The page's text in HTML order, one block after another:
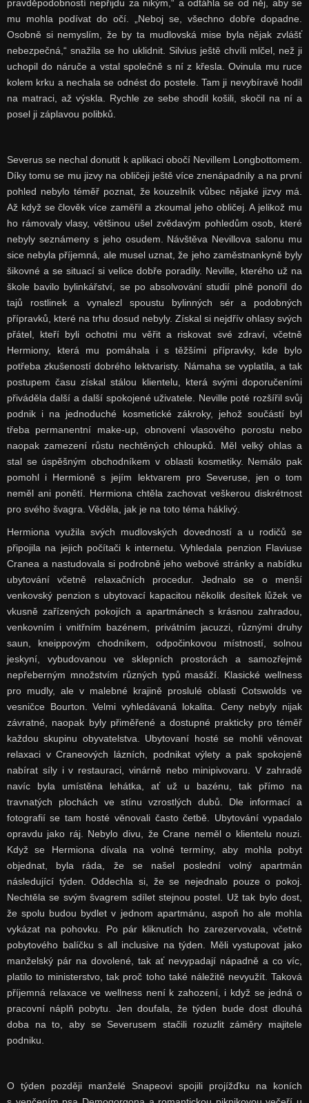
pravděpodobností nepřijdu za nikým,“ a odtáhla se od něj, aby se
mu mohla podívat do očí. „Neboj se, všechno dobře dopadne.
Osobně si nemyslím, že by ta mudlovská mise byla nějak zvlášť
nebezpečná,“ snažila se ho uklidnit. Silvius ještě chvíli mlčel, než ji
uchopil do náruče a vstal společně s ní z křesla. Ovinula mu ruce
kolem krku a nechala se odnést do postele. Tam ji nevybíravě hodil
na matraci, až výskla. Rychle ze sebe shodil košili, skočil na ní a
posel ji záplavou polibků.
Severus se nechal donutit k aplikaci obočí Nevillem Longbottomem.
Díky tomu se mu jizvy na obličeji ještě více znenápadnily a na první
pohled nebylo téměř poznat, že kouzelník vůbec nějaké jizvy má.
Až když se člověk více zaměřil a zkoumal jeho obličej. A jelikož mu
ho rámovaly vlasy, většinou ušel zvědavým pohledům osob, které
nebyly seznámeny s jeho osudem. Návštěva Nevillova salonu mu
sice nebyla příjemná, ale musel uznat, že jeho zaměstnankyně byly
šikovné a se situací si velice dobře poradily. Neville, kterého už na
škole bavilo bylinkářství, se po absolvování studií plně ponořil do
tajů rostlinek a vynalezl spoustu bylinných sér a podobných
přípravků, které na trhu dosud nebyly. Získal si nejdřív ohlasy svých
přátel, kteří byli ochotni mu věřit a riskovat své zdraví, včetně
Hermiony, která mu pomáhala i s těžšími přípravky, kde bylo
potřeba zkušeností dobrého lektvaristy. Námaha se vyplatila, a tak
postupem času získal stálou klientelu, která svými doporučeními
přiváděla další a další spokojené uživatele. Neville poté rozšířil svůj
podnik i na jednoduché kosmetické zákroky, jehož součástí byl
třeba permanentní make-up, obnovení vlasového porostu nebo
naopak zamezení růstu nechtěných chloupků. Měl velký ohlas a
stal se úspěšným obchodníkem v oblasti kosmetiky. Nemálo pak
pomohl i Hermioně s jejím lektvarem pro Severuse, jen o tom
neměl ani ponětí. Hermiona chtěla zachovat veškerou diskrétnost
pro svého švagra. Věděla, jak je na toto téma háklivý.
Hermiona využila svých mudlovských dovedností a u rodičů se
připojila na jejich počítači k internetu. Vyhledala penzion Flaviuse
Cranea a nastudovala si podrobně jeho webové stránky a nabídku
ubytování včetně relaxačních procedur. Jednalo se o menší
venkovský penzion s ubytovací kapacitou několik desítek lůžek ve
vkusně zařízených pokojích a apartmánech s krásnou zahradou,
venkovním i vnitřním bazénem, privátním jacuzzi, různými druhy
saun, kneippovým chodníkem, odpočinkovou místností, solnou
jeskyní, vybudovanou ve sklepních prostorách a samozřejmě
nepřeberným množstvím různých typů masáží. Klasické wellness
pro mudly, ale v malebné krajině proslulé oblasti Cotswolds ve
vesničce Bourton. Velmi vyhledávaná lokalita. Ceny nebyly nijak
závratné, naopak byly přiměřené a dostupné prakticky pro téměř
každou skupinu obyvatelstva. Ubytovaní hosté se mohli věnovat
relaxaci v Craneových lázních, podnikat výlety a pak spokojeně
nabírat síly i v restauraci, vinárně nebo minipivovaru. V zahradě
navíc byla umístěna lehátka, ať už u bazénu, tak přímo na
travnatých plochách ve stínu vzrostlých dubů. Dle informací a
fotografií se tam hosté věnovali často četbě. Ubytování vypadalo
opravdu jako ráj. Nebylo divu, že Crane neměl o klientelu nouzi.
Když se Hermiona dívala na volné termíny, aby mohla pobyt
objednat, byla ráda, že se našel poslední volný apartmán
následující týden. Oddechla si, že se nejednalo pouze o pokoj.
Nechtěla se svým švagrem sdílet stejnou postel. Už tak bylo dost,
že spolu budou bydlet v jednom apartmánu, aspoň ho ale mohla
vykázat na pohovku. Po pár kliknutích ho zarezervovala, včetně
pobytového balíčku s all inclusive na týden. Měli vystupovat jako
manželský pár na dovolené, tak ať nevypadají nápadně a co víc,
platilo to ministerstvo, tak proč toho také náležitě nevyužít. Taková
příjemná relaxace ve wellness není k zahození, i když se jedná o
pracovní náplň pobytu. Jen doufala, že týden bude dost dlouhá
doba na to, aby se Severusem stačili rozuzlit záměry majitele
podniku.
O týden později manželé Snapeovi spojili projížďku na koních